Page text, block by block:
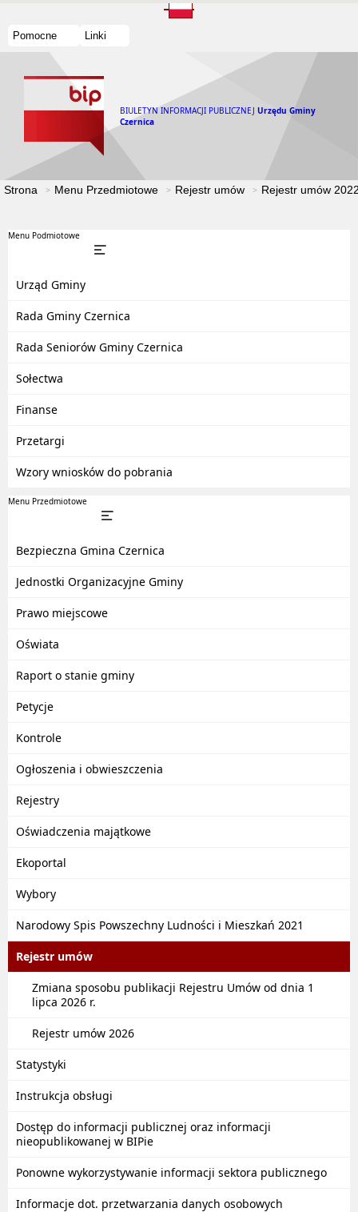
Pomocne Linki
BIULETYN INFORMACJI PUBLICZNEJ Urzędu Gminy
Czernica
Strona Menu Przedmiotowe Rejestr umów Rejestr umów
Menu Podmiotowe
Urząd Gminy
Rada Gminy Czernica
Rada Seniorów Gminy Czernica
Sołectwa
Finanse
Przetargi
Wzory wniosków do pobrania
Menu Przedmiotowe
Bezpieczna Gmina Czernica
Jednostki Organizacyjne Gminy
Prawo miejscowe
Oświata
Raport o stanie gminy
Petycje
Kontrole
Ogłoszenia i obwieszczenia
Rejestry
Oświadczenia majątkowe
Ekoportal
Wybory
Narodowy Spis Powszechny Ludności i Mieszkań 2021
Rejestr umów
Zmiana sposobu publikacji Rejestru Umów od dnia 1
lipca 2026 r.
Rejestr umów 2026
Statystyki
Instrukcja obsługi
Dostęp do informacji publicznej oraz informacji
nieopublikowanej w BIPie
Ponowne wykorzystywanie informacji sektora publicznego
Informacje dot. przetwarzania danych osobowych